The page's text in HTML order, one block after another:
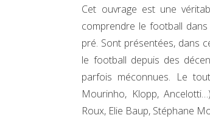
Cet ouvrage est une
comprendre le football dans
pré. Sont présentées, dans
le football depuis des
parfois méconnues. Le
Mourinho, Klopp,
Roux, Elie Baup, Stéphane